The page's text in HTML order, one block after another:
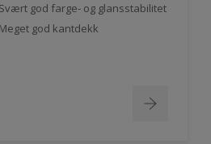
Svært god farge- og glansstabilitet
Meget god kantdekk